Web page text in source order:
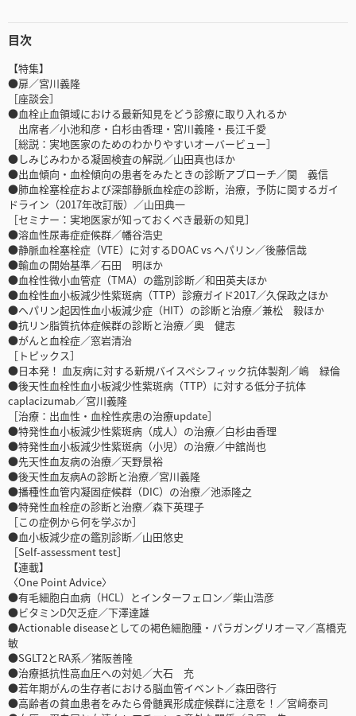
目次
【特集】
●扉／宮川義隆
［座談会］
●血栓止血領域における最新知見をどう診療に取り入れるか
出席者／小池和彦・白杉由香理・宮川義隆・長江千愛
［総説：実地医家のためのわかりやすいオーバービュー］
●しみじみわかる凝固検査の解説／山田真也ほか
●出血傾向・血栓傾向の患者をみたときの診断アプローチ／関 義信
●肺血栓塞栓症および深部静脈血栓症の診断，治療，予防に関するガイ
ドライン（2017年改訂版）／山田典一
［セミナー：実地医家が知っておくべき最新の知見］
●溶血性尿毒症症候群／幡谷浩史
●静脈血栓塞栓症（VTE）に対するDOAC vs ヘパリン／後藤信哉
●輸血の開始基準／石田 明ほか
●血栓性微小血管症（TMA）の鑑別診断／和田英夫ほか
●血栓性血小板減少性紫斑病（TTP）診療ガイド2017／久保政之ほか
●ヘパリン起因性血小板減少症（HIT）の診断と治療／兼松 毅ほか
●抗リン脂質抗体症候群の診断と治療／奥 健志
●がんと血栓症／窓岩清治
［トピックス］
●日本発！ 血友病に対する新規バイスペシフィック抗体製剤／嶋 緑倫
●後天性血栓性血小板減少性紫斑病（TTP）に対する低分子抗体
caplacizumab／宮川義隆
［治療：出血性・血栓性疾患の治療update］
●特発性血小板減少性紫斑病（成人）の治療／白杉由香理
●特発性血小板減少性紫斑病（小児）の治療／中舘尚也
●先天性血友病の治療／天野景裕
●後天性血友病Aの診断と治療／宮川義隆
●播種性血管内凝固症候群（DIC）の治療／池添隆之
●特発性血栓症の診断と治療／森下英理子
［この症例から何を学ぶか］
●血小板減少症の鑑別診断／山田悠史
［Self-assessment test］
【連載】
〈One Point Advice〉
●有毛細胞白血病（HCL）とインターフェロン／柴山浩彦
●ビタミンD欠乏症／下澤達雄
●Actionable diseaseとしての褐色細胞腫・パラガングリオーマ／髙橋克
敏
●SGLT2とRA系／猪阪善隆
●治療抵抗性高血圧への対処／大石 充
●若年期がんの生存者における脳血管イベント／森田啓行
●高齢者の貧血患者をみたら骨髄異形成症候群に注意を！／宮﨑泰司